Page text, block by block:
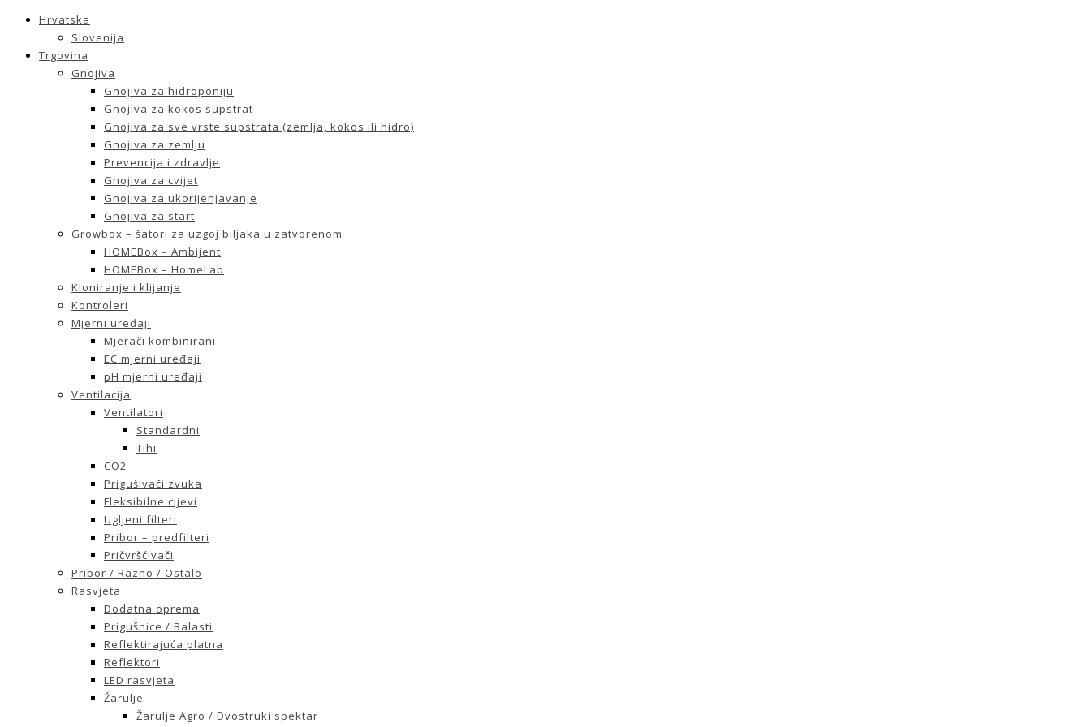
Hrvatska
Slovenija
Trgovina
Gnojiva
Gnojiva za hidroponiju
Gnojiva za kokos supstrat
Gnojiva za sve vrste supstrata (zemlja, kokos ili hidro)
Gnojiva za zemlju
Prevencija i zdravlje
Gnojiva za cvijet
Gnojiva za ukorijenjavanje
Gnojiva za start
Growbox – šatori za uzgoj biljaka u zatvorenom
HOMEBox – Ambijent
HOMEBox – HomeLab
Kloniranje i klijanje
Kontroleri
Mjerni uređaji
Mjerači kombinirani
EC mjerni uređaji
pH mjerni uređaji
Ventilacija
Ventilatori
Standardni
Tihi
CO2
Prigušivači zvuka
Fleksibilne cijevi
Ugljeni filteri
Pribor – predfilteri
Pričvršćivači
Pribor / Razno / Ostalo
Rasvjeta
Dodatna oprema
Prigušnice / Balasti
Reflektirajuća platna
Reflektori
LED rasvjeta
Žarulje
Žarulje Agro / Dvostruki spektar